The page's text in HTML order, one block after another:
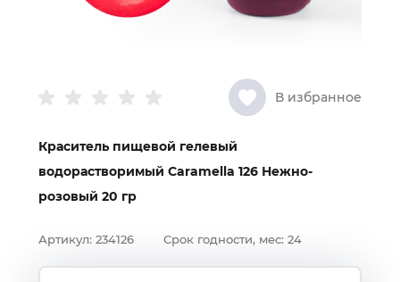
В избранное
Краситель пищевой гелевый
водорастворимый Caramella 126 Нежно-
розовый 20 гр
Артикул: 234126 Срок годности, мес: 24